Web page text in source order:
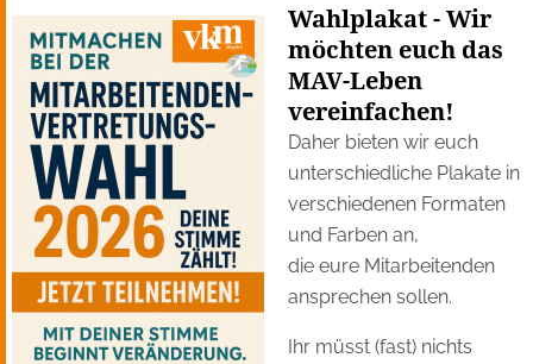
Wahlplakat - Wir
möchten euch das
MAV-Leben
vereinfachen!
Daher bieten wir euch
unterschiedliche Plakate in
verschiedenen Formaten
und Farben an,
die eure Mitarbeitenden
ansprechen sollen.
Ihr müsst (fast) nichts